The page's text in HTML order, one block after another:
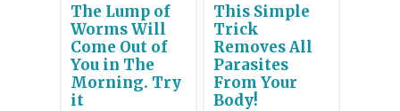
The Lump of
Worms Will
Come Out of
You in The
Morning. Try
it
This Simple
Trick
Removes All
Parasites
From Your
Body!